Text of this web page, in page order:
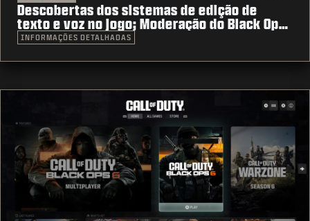
Descobertas dos sistemas de edição de
texto e voz no jogo; Moderação do Black Ops
6 no primeiro dia
INFORMAÇÕES DETALHADAS